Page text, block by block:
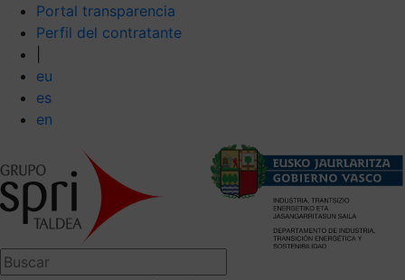
Portal transparencia
Perfil del contratante
eu
es
en